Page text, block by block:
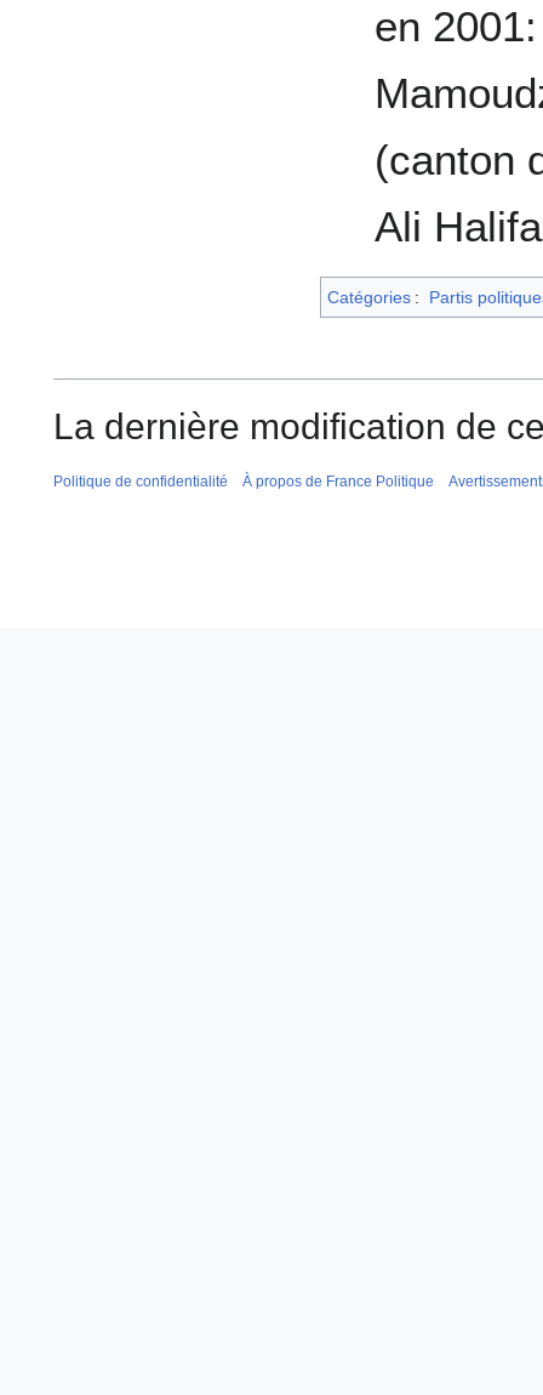
en
(canton
Ali
Catégories : Partis
La dernière modification de
Politique de confidentialité À propos de France Politique